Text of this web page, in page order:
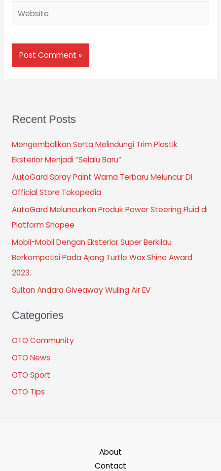
Recent Posts
Mengembalikan Serta Melindungi Trim Plastik
Eksterior Menjadi “Selalu Baru”
AutoGard Spray Paint Warna Terbaru Meluncur Di
Official Store Tokopedia
AutoGard Meluncurkan Produk Power Steering Fluid di
Platform Shopee
Mobil-Mobil Dengan Eksterior Super Berkilau
Berkompetisi Pada Ajang Turtle Wax Shine Award
2023.
Sultan Andara Giveaway Wuling Air EV
Categories
OTO Community
OTO News
OTO Sport
OTO Tips
About
Contact